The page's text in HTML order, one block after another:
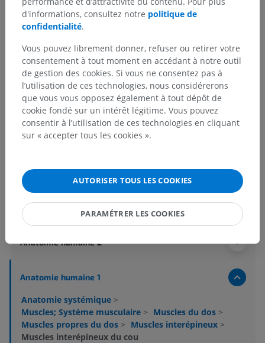
Hiérarchie anatomique
Anatomie humaine 2
Anatomie humaine 1
Anatomie systémique >
Muscles; Système musculaire > Muscles du dos >
Muscles propres du dos > Muscles interépineux >
Muscles interépineux du cou
d'informations, consultez notre politique de
confidentialité.
Vous pouvez librement donner, refuser ou retirer votre
consentement à tout moment en accédant à notre outil
de gestion des cookies. Si vous ne consentez pas à
l’utilisation de ces technologies, nous considérerons
que vous vous opposez également à tout dépôt de
cookie fondé sur un intérêt légitime. Vous pouvez
consentir à l’utilisation de ces technologies en cliquant
sur « accepter tous les cookies ».
AUTORISER TOUS LES COOKIES
PARAMÉTRER LES COOKIES